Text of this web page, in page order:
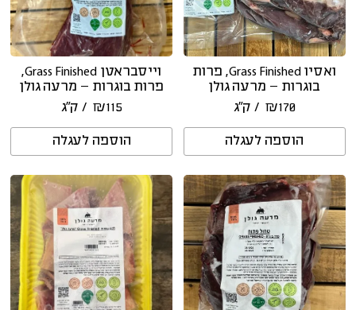
ואסיו Grass Finished, פרות
בוגרות – מרעה גולן
₪170 / ק״ג
הוספה לעגלה
וייסבראטן Grass Finished,
פרות בוגרות – מרעה גולן
₪115 / ק״ג
הוספה לעגלה